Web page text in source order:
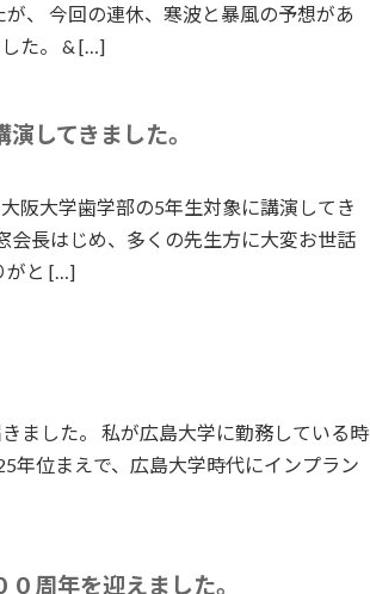
、 今回の連休、寒波と暴風の予想があ
た。 & […]
してきました。
阪大学歯学部の5年生対象に講演してき
会長はじめ、多くの先生方に大変お世話
がと […]
ました。 私が広島大学に勤務している時
年位まえで、広島大学時代にインプラン
周年を迎えました。